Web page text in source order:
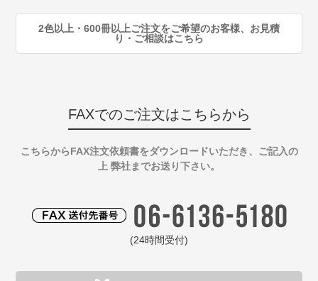
2色以上・600冊以上ご注文をご希望のお客様、お見積
り・ご相談はこちら
FAXでのご注文はこちらから
こちらからFAX注文依頼書をダウンロードいただき、ご記入の
上 弊社までお送り下さい。
(24時間受付)